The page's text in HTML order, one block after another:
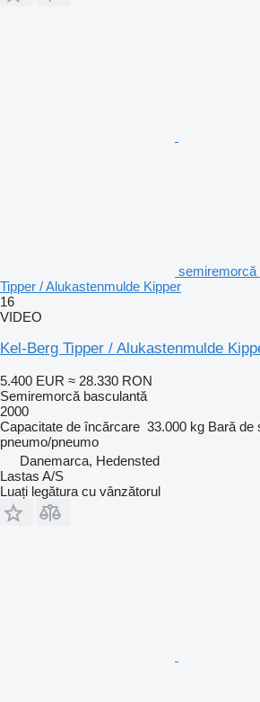
semiremorcă
Tipper / Alukastenmulde Kipper
16
VIDEO
Kel-Berg Tipper / Alukastenmulde
5.400 EUR ≈ 28.330 RON
Semiremorcă basculantă
2000
Capacitate de încărcare 33.000 kg Bară de
pneumo/pneumo
Danemarca, Hedensted
Lastas A/S
Luați legătura cu vânzătorul